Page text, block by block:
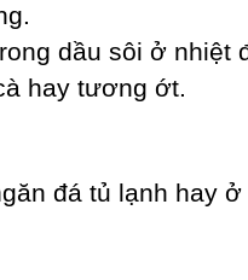
dầu sôi ở nhiệt
hay tương ớt.
đá tủ lạnh hay